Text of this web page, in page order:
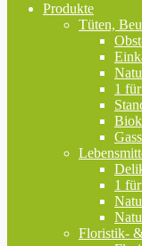
Produkte
Tüten,
1
1
Floristik-